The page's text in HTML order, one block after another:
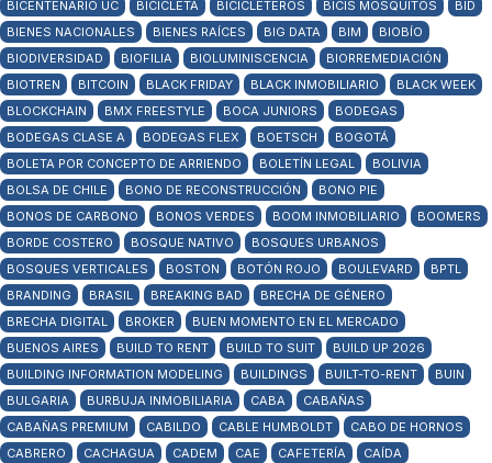
BICENTENARIO UC
BICICLETA BICICLETEROS BICIS MOSQUITOS
BID
BIENES NACIONALES
BIENES RAÍCES BIG DATA BIM
BIOBÍO
BIODIVERSIDAD
BIOFILIA BIOLUMINISCENCIA
BIORREMEDIACIÓN
BIOTREN
BITCOIN BLACK FRIDAY BLACK INMOBILIARIO
BLACK WEEK
BLOCKCHAIN
BMX FREESTYLE BOCA JUNIORS
BODEGAS
BODEGAS CLASE A
BODEGAS FLEX BOETSCH
BOGOTÁ
BOLETA POR CONCEPTO DE ARRIENDO
BOLETÍN LEGAL
BOLIVIA
BOLSA DE CHILE
BONO DE RECONSTRUCCIÓN
BONO PIE
BONOS DE CARBONO
BONOS VERDES BOOM INMOBILIARIO
BOOMERS
BORDE COSTERO
BOSQUE NATIVO
BOSQUES URBANOS
BOSQUES VERTICALES
BOSTON BOTÓN ROJO BOULEVARD
BPTL
BRANDING
BRASIL BREAKING BAD
BRECHA DE GÉNERO
BRECHA DIGITAL
BROKER
BUEN MOMENTO EN EL MERCADO
BUENOS AIRES
BUILD TO RENT BUILD TO SUIT
BUILD UP 2026
BUILDING INFORMATION MODELING
BUILDINGS BUILT-TO-RENT
BUIN
BULGARIA
BURBUJA INMOBILIARIA CABA
CABAÑAS
CABAÑAS PREMIUM
CABILDO CABLE HUMBOLDT
CABO DE HORNOS
CABRERO
CACHAGUA CADEM CAE CAFETERÍA
CAÍDA